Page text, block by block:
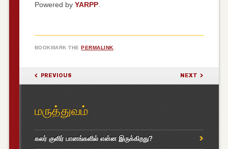
Powered by YARPP.
BOOKMARK THEPERMALINK
POST NAVIGATION
PREVIOUS NEXT
மருத்துவம்
கலர் குளிர் பானங்களில் என்ன இருக்கிறது?